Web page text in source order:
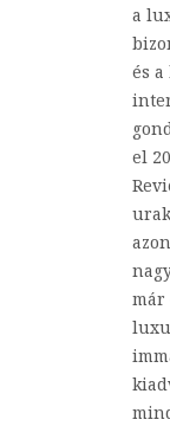
a
és
el
már